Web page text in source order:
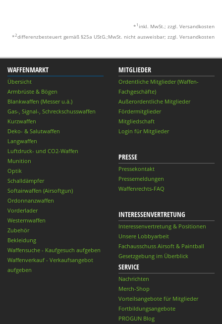
* 1 inkl. MwSt.; zzgl. Versandkosten
*2differenzbesteuert gemäß §25a UStG.;MwSt. nicht ausweisbar; zzgl. Versandkosten
WAFFENMARKT
Übersicht
Armbrüste & Bögen
Blankwaffen (Messer u.ä.)
Gas-, Signal-, Schreckschusswaffen
Kurzwaffen
Deko- & Salutwaffen
Langwaffen
Luftdruck- und CO2-Waffen
Munition
Optik
Schalldämpfer
Softairwaffen (Airsoftgun)
Ordonnanzwaffen
Vorderlader
Westernwaffen
Zubehör
Bekleidung
Waffensuche - Kaufgesuch aufgeben
Waffenverkauf - Verkaufsangebot
aufgeben
MITGLIEDER
Ordentliche Mitglieder (Waffen-
Fachgeschäfte)
Außerordentliche Mitglieder
Fördermitglieder
Mitgliedschaft
Login für Mitglieder
PRESSE
Pressekontakt
Pressemeldungen
Waffenrechts-FAQ
INTERESSENVERTRETUNG
Interessenvertretung & Positionen
Unsere Lobbyarbeit
Fachausschuss Airsoft & Paintball
Gesetzgebung im Überblick
SERVICE
Nachrichten
Merch-Shop
Vorteilsangebote für Mitglieder
Fortbildungsangebote
PROGUN Blog